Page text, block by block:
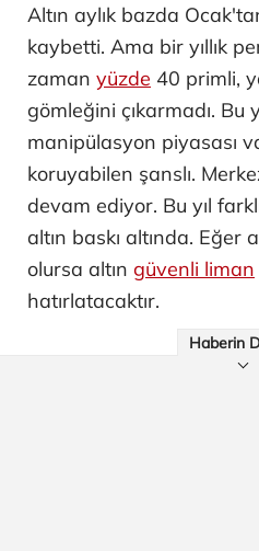
Altın aylık bazda
kaybetti. Ama bir yıllık
zaman yüzde 40 primli,
gömleğini çıkarmadı. Bu
manipülasyon piyasası
koruyabilen şanslı.
devam ediyor. Bu yıl
altın baskı altında. Eğer
olursa altın güvenli liman
hatırlatacaktır.
Haberin